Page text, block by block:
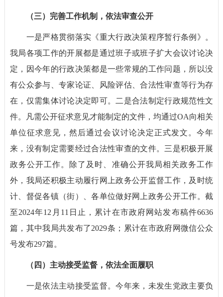
（三）完善工作机制，依法审查公开
一是严格贯彻落实《重大行政决策程序暂行条例》。
我局各项工作的开展都是通过班子或班子扩大会议讨论决
定，因今年的行政决策都是一些常规的工作问题，所以没
有公众参与、专家论证、风险评估、合法性审查等行为存
在，仅需集体讨论决定即可。二是合法制定行政规范性文
件。凡需公开征求意见才能制定的文件，均通过OA向相关
单位征求意见，然后通过会议讨论决定正式发文。今年
来，没有制定需要经过合法性审查的文件。三是积极开展
政务公开工作。除了及时、准确公开我局相关政务工作
外，我局还积极主动履行网上政务公开监督工作，及时统
计、督促各镇（街）、各单位做好网上政务公开工作。截
至2024年12月11日止，累计在市政府网站发布稿件6636
篇，其中我局共发布了2029条；累计在市政府网微信公众
号发布297篇。
（四）主动接受监督，依法全面履职
一是依法主动接受监督。今年来，未发生党政主要负